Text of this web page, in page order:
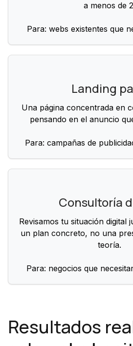
a menos de
Para: webs existentes que
Landing
Una página concentrada en
pensando en el anuncio
Para: campañas de
Consultoría
Revisamos tu situación digital
un plan concreto, no una
teoría.
Para: negocios que
Resultados